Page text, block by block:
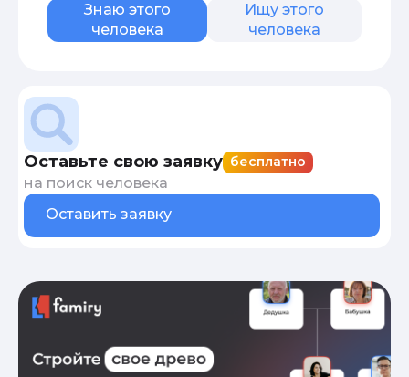
Знаю этого
человека
Ищу этого
человека
Оставьте свою заявку бесплатно
на поиск человека
Оставить заявку